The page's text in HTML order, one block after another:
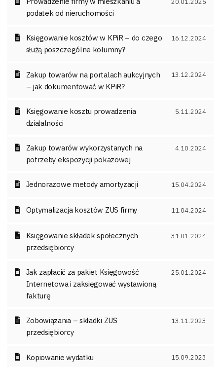
podatek od nieruchomości
Księgowanie kosztów w KPiR – do czego
służą poszczególne kolumny?
16.12.2024
Zakup towarów na portalach aukcyjnych
– jak dokumentować w KPiR?
13.12.2024
Księgowanie kosztu prowadzenia
działalności
5.11.2024
Zakup towarów wykorzystanych na
potrzeby ekspozycji pokazowej
4.10.2024
Jednorazowe metody amortyzacji 15.04.2024
Optymalizacja kosztów ZUS firmy 11.04.2024
Księgowanie składek społecznych
przedsiębiorcy
31.01.2024
Jak zapłacić za pakiet Księgowość
Internetowa i zaksięgować wystawioną
fakturę
25.01.2024
Zobowiązania – składki ZUS
przedsiębiorcy
13.11.2023
Kopiowanie wydatku 15.09.2023